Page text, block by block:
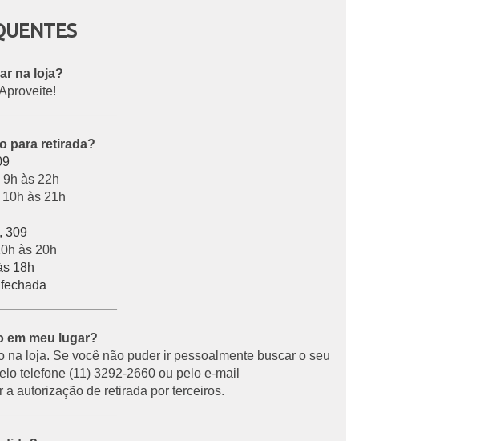
na loja?
para retirada?
às 22h
às 21h
309
às 20h
18h
em meu lugar?
loja. Se você não puder ir pessoalmente buscar o seu
telefone (11) 3292-2660 ou pelo e-mail
autorização de retirada por terceiros.